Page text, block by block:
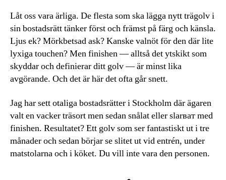
Låt oss vara ärliga. De flesta som ska lägga nytt trägolv i
sin bostadsrätt tänker först och främst på färg och känsla.
Ljus ek? Mörkbetsad ask? Kanske valnöt för den där lite
lyxiga touchen? Men finishen — alltså det ytskikt som
skyddar och definierar ditt golv — är minst lika
avgörande. Och det är här det ofta går snett.
Jag har sett otaliga bostadsrätter i Stockholm där ägaren
valt en vacker träsort men sedan snålat eller slarват med
finishen. Resultatet? Ett golv som ser fantastiskt ut i tre
månader och sedan börjar se slitet ut vid entrén, under
matstolarna och i köket. Du vill inte vara den personen.